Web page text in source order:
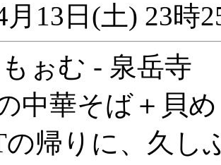
月13日(土) 23時
ぉむ - 泉岳寺
中華そば＋貝
の帰りに、久し